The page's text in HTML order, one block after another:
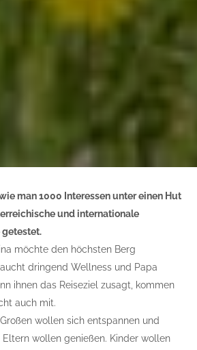
man 1000 Interessen unter einen Hut
und internationale
getestet.
möchte den höchsten Berg
dringend Wellness und Papa
ihnen das Reiseziel zusagt, kommen
auch mit.
wollen sich entspannen und
Eltern wollen genießen. Kinder wollen